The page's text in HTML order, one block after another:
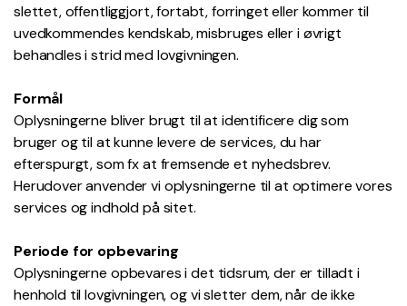
slettet, offentliggjort, fortabt, forringet eller kommer til
uvedkommendes kendskab, misbruges eller i øvrigt
behandles i strid med lovgivningen.
Formål
Oplysningerne bliver brugt til at identificere dig som
bruger og til at kunne levere de services, du har
efterspurgt, som fx at fremsende et nyhedsbrev.
Herudover anvender vi oplysningerne til at optimere vores
services og indhold på sitet.
Periode for opbevaring
Oplysningerne opbevares i det tidsrum, der er tilladt i
henhold til lovgivningen, og vi sletter dem, når de ikke